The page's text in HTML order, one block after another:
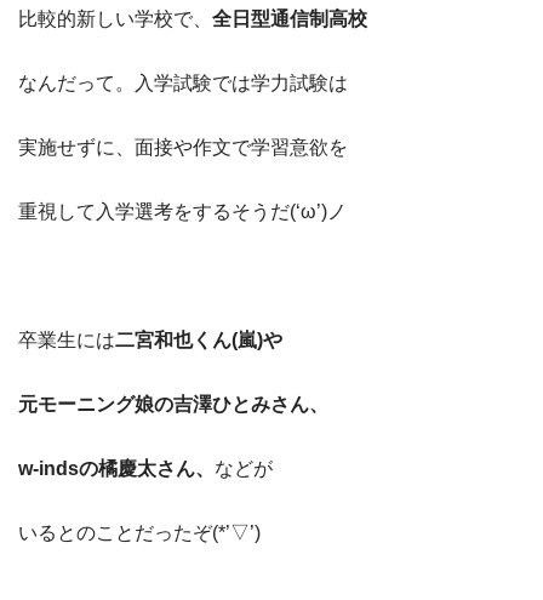
比較的新しい学校で、 全日型通信制高校
なんだって。入学試験では学力試験は
実施せずに、面接や作文で学習意欲を
重視して入学選考をするそうだ(‘ω’)ノ
卒業生には二宮和也くん(嵐)や
元モーニング娘の吉澤ひとみさん、
w-indsの橘慶太さん、 などが
いるとのことだったぞ(*’▽’)